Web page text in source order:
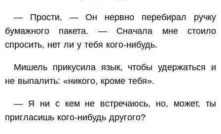
— Прости, — Он нервно перебирал ручку
бумажного пакета. — Сначала мне стоило
спросить, нет ли у тебя кого-нибудь.
Мишель прикусила язык, чтобы удержаться и
не выпалить: «никого, кроме тебя».
— Я ни с кем не встречаюсь, но, может, ты
пригласишь кого-нибудь другого?